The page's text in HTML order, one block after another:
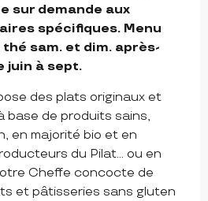
sur demande aux
spécifiques. Menu
sam. et dim. après-
juin à sept.
des plats originaux et
base de produits sains,
en majorité bio et en
du Pilat… ou en
Cheffe concocte de
et pâtisseries sans gluten